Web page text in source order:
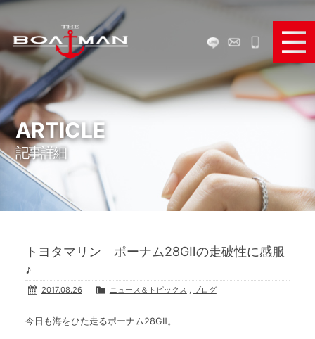
ボートで遊ぶ
ボートを買う
ボートを売る
ボートパーツ販売
メディア＆SNS
ARTICLE
記事詳細
トヨタマリン ポーナム28GⅡの走破性に感服
♪
2017.08.26 ニュース＆トピックス ブログ
今日も海をひた走るポーナム28GⅡ。